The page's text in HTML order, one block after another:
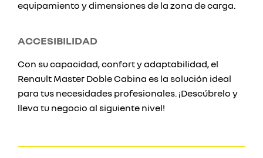
equipamiento y dimensiones de la zona de carga.
ACCESIBILIDAD
Con su capacidad, confort y adaptabilidad, el
Renault Master Doble Cabina es la solución ideal
para tus necesidades profesionales. ¡Descúbrelo y
lleva tu negocio al siguiente nivel!